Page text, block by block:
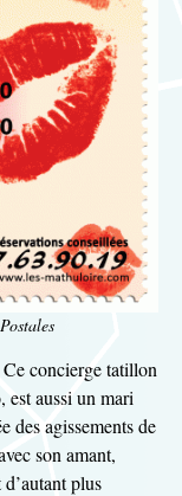
concierge tatillon
est aussi un mari
des agissements de
son amant,
plus